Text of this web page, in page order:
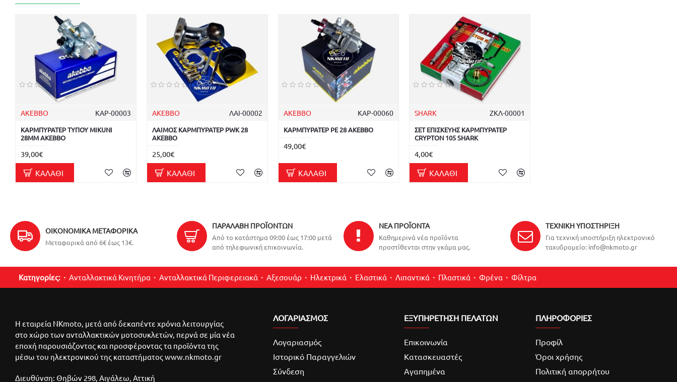
AKEBBO ΚΑΡ-00003
ΚΑΡΜΠΥΡΑΤΕΡ ΤΥΠΟΥ MIKUNI
28MM AKEBBO
39,00€
ΚΑΛΆΘΙ
AKEBBO ΛΑΙ-00002
ΛΑΙΜΟΣ ΚΑΡΜΠΥΡΑΤΕΡ PWK 28
AKEBBO
25,00€
ΚΑΛΆΘΙ
AKEBBO ΚΑΡ-00060
ΚΑΡΜΠΥΡΑΤΕΡ PE 28 AKEBBO
49,00€
ΚΑΛΆΘΙ
SHARK ΖΚΛ-00001
ΣΕΤ ΕΠΙΣΚΕΥΗΣ ΚΑΡΜΠΥΡΑΤΕΡ
CRYPTON 105 SHARK
4,00€
ΚΑΛΆΘΙ
ΟΙΚΟΝΟΜΙΚΆ ΜΕΤΑΦΟΡΙΚΆ
Μεταφορικά από 6€ έως 13€.
ΠΑΡΑΛΑΒΉ ΠΡΟΪΌΝΤΩΝ
Από το κατάστημα 09:00 έως 17:00 μετά
από τηλεφωνική επικοινωνία.
ΝΈΑ ΠΡΟΪΌΝΤΑ
Καθημερινά νέα προϊόντα
προστίθενται στην γκάμα μας.
ΤΕΧΝΙΚΉ ΥΠΟΣΤΉΡΙΞΗ
Για τεχνική υποστήριξη ηλεκτρονικό
ταχυδρομείο: info@nkmoto.gr
Κατηγορίες: Ανταλλακτικά Κινητήρα Ανταλλακτικά Περιφερειακά Αξεσουάρ Ηλεκτρικά Ελαστικά Λιπαντικά Πλαστικά Φρένα Φίλτρα
Η εταιρεία NKmoto, μετά από δεκαπέντε χρόνια λειτουργίας
στο χώρο των ανταλλακτικών μοτοσυκλετών, περνά σε μία νέα
εποχή παρουσιάζοντας και προσφέροντας τα προϊόντα της
μέσω του ηλεκτρονικού της καταστήματος www.nkmoto.gr
Διευθύνση: Θηβών 298, Αιγάλεω, Αττική
ΛΟΓΑΡΙΑΣΜΌΣ
Λογαριασμός
Ιστορικό Παραγγελιών
Σύνδεση
ΕΞΥΠΗΡΕΤΗΣΗ ΠΕΛΑΤΩΝ
Επικοινωνία
Κατασκευαστές
Αγαπημένα
ΠΛΗΡΟΦΟΡΙΕΣ
Προφίλ
Όροι χρήσης
Πολιτική απορρήτου